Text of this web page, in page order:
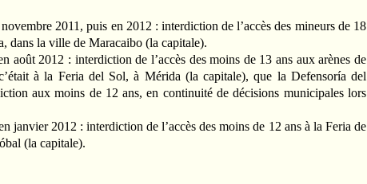
2011, puis en 2012 : interdiction de l’accès des mineurs de 18
dans la ville de Maracaibo (la capitale).
août 2012 : interdiction de l’accès des moins de 13 ans aux arènes de
à la Feria del Sol, à Mérida (la capitale), que la Defensoría del
aux moins de 12 ans, en continuité de décisions municipales lors
janvier 2012 : interdiction de l’accès des moins de 12 ans à la Feria de
(la capitale).